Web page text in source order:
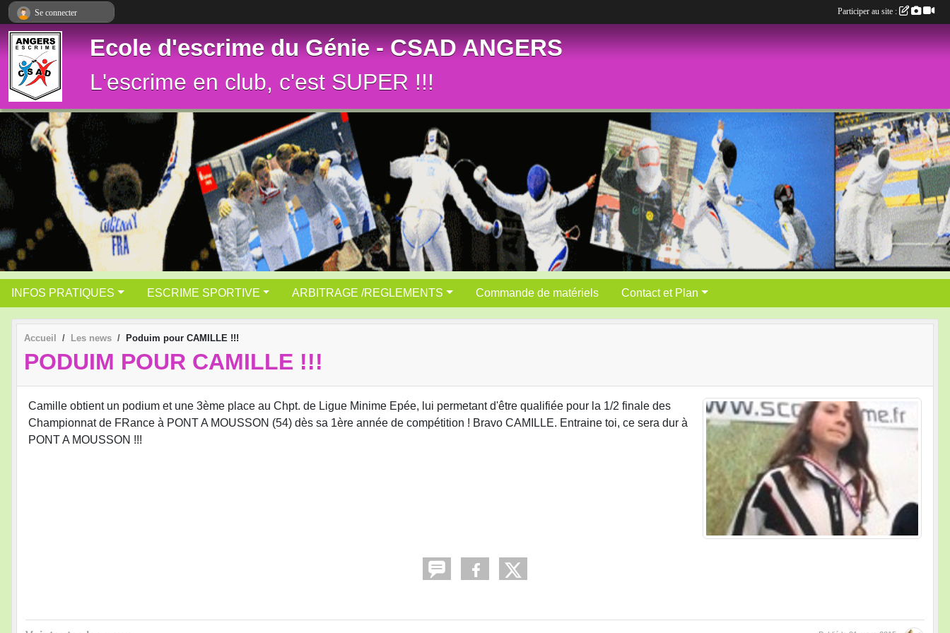
Ecole d'escrime du Génie - CSAD ANGERS
L'escrime en club, c'est SUPER !!!
INFOS PRATIQUES ESCRIME SPORTIVE ARBITRAGE /REGLEMENTS Commande de matériels Contact et Plan
Accueil Les news Poduim pour CAMILLE !!!
PODUIM POUR CAMILLE !!!
Camille obtient un podium et une 3ème place au Chpt. de Ligue Minime Epée, lui permetant d'être qualifiée pour la 1/2 finale des
Championnat de FRance à PONT A MOUSSON (54) dès sa 1ère année de compétition ! Bravo CAMILLE. Entraine toi, ce sera dur à
PONT A MOUSSON !!!
Se connecter Participer au site :
Panneau de gestion des cookies